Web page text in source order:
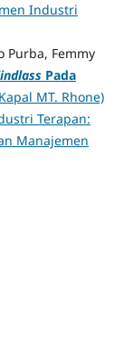
Industri
Purba, Femmy
Pada
MT. Rhone)
Terapan:
Manajemen